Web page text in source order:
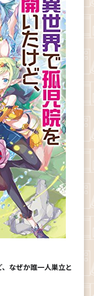
なぜか誰一人巣立と